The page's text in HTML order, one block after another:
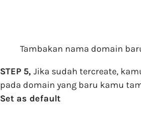
Tambakan nama domain
STEP 5, Jika sudah tercreate,
pada domain yang baru kamu
Set as default